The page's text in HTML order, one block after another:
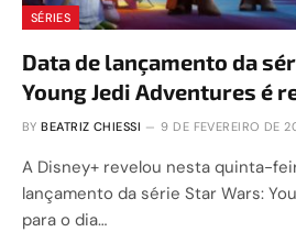
SÉRIES
Data de lançamento da
Young Jedi Adventures é
BY BEATRIZ CHIESSI 9 DE FEVEREIRO DE
A Disney+ revelou nesta quinta-
lançamento da série Star Wars:
para o dia…